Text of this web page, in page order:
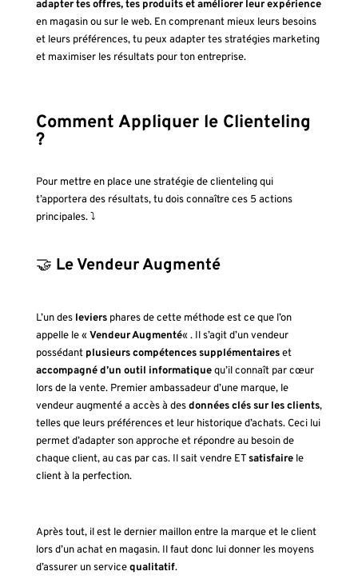
adapter tes offres, tes produits et améliorer leur expérience
en magasin ou sur le web. En comprenant mieux leurs besoins
et leurs préférences, tu peux adapter tes stratégies marketing
et maximiser les résultats pour ton entreprise.
Comment Appliquer le Clienteling
?
Pour mettre en place une stratégie de clienteling qui
t’apportera des résultats, tu dois connaître ces 5 actions
principales. ⤵️
🤝 Le Vendeur Augmenté
L’un des leviers phares de cette méthode est ce que l’on
appelle le «Vendeur Augmenté« . Il s’agit d’un vendeur
possédantplusieurs compétences supplémentaireset
accompagné d’un outil informatiquequ’il connaît par cœur
lors de la vente. Premier ambassadeur d’une marque, le
vendeur augmenté a accès à desdonnées clés sur les clients,
telles que leurs préférences et leur historique d’achats. Ceci lui
permet d’adapter son approche et répondre au besoin de
chaque client, au cas par cas. Il sait vendre ETsatisfaire le
client à la perfection.
Après tout, il est le dernier maillon entre la marque et le client
lors d’un achat en magasin. Il faut donc lui donner les moyens
d’assurer un servicequalitatif.